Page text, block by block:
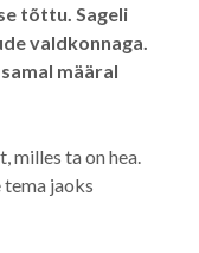
tõttu. Sageli
valdkonnaga.
määral
milles ta on hea.
tema jaoks